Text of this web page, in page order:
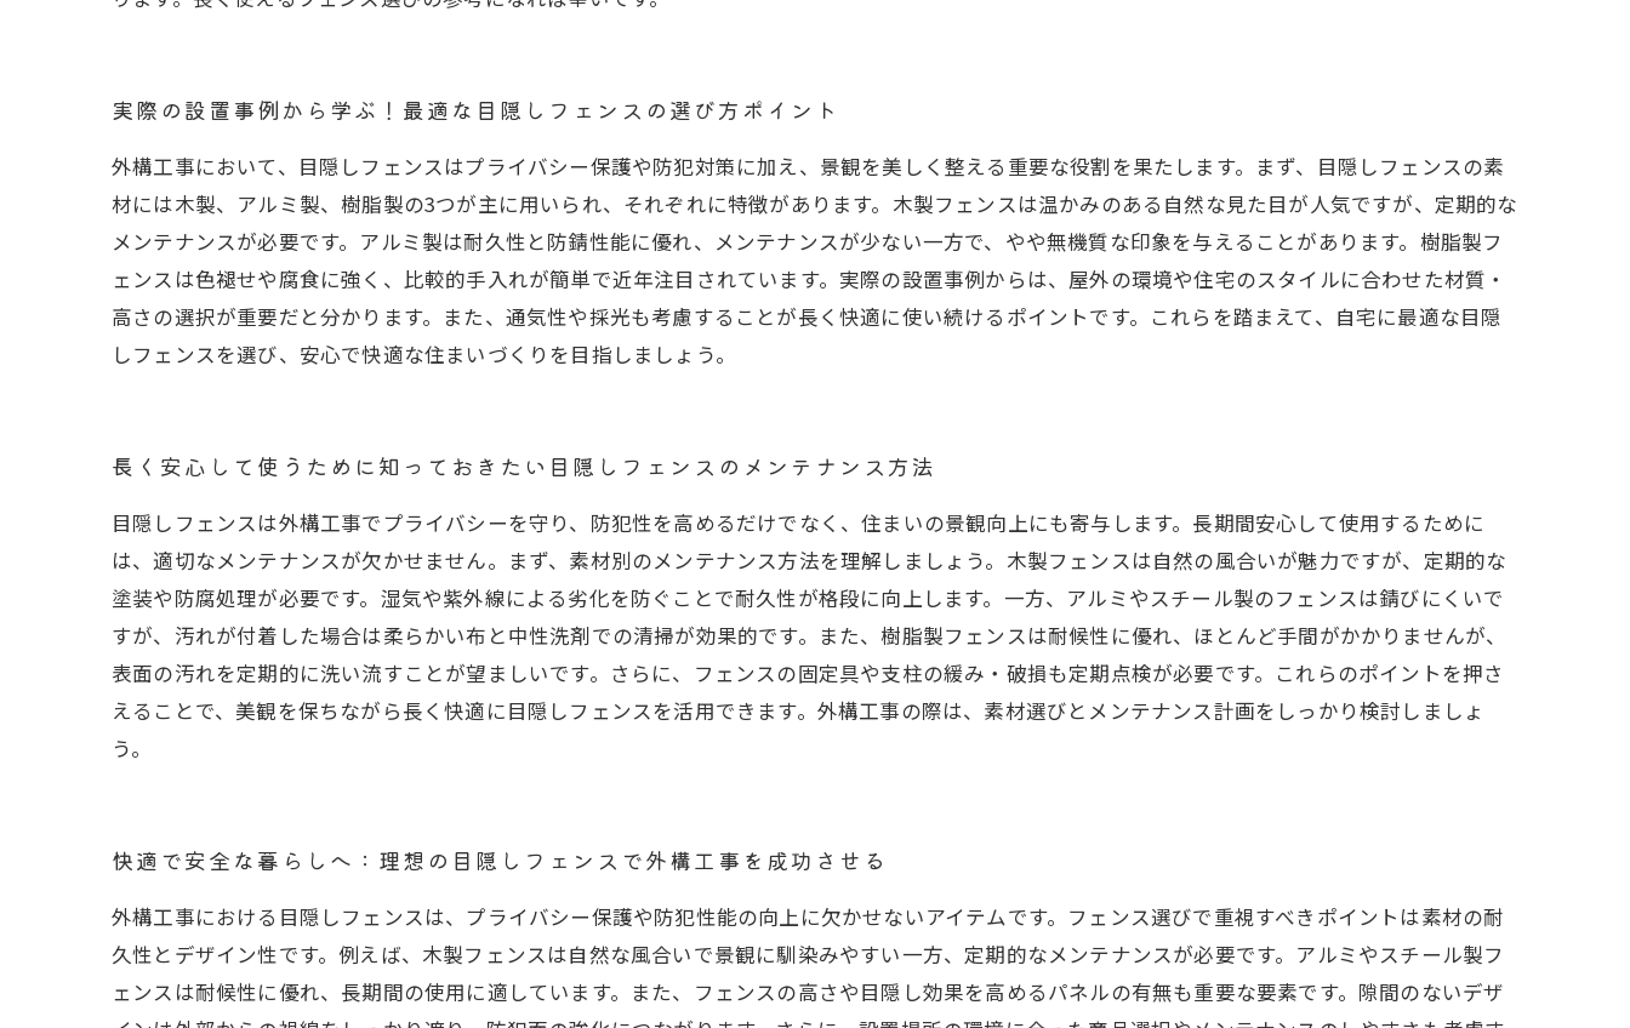
実際の設置事例から学ぶ！最適な目隠しフェンスの選び方ポイント
外構工事において、目隠しフェンスはプライバシー保護や防犯対策に加え、景観を美しく整える重要な役割を果たします。まず、目隠しフェンスの素
材には木製、アルミ製、樹脂製の3つが主に用いられ、それぞれに特徴があります。木製フェンスは温かみのある自然な見た目が人気ですが、定期的な
メンテナンスが必要です。アルミ製は耐久性と防錆性能に優れ、メンテナンスが少ない一方で、やや無機質な印象を与えることがあります。樹脂製フ
ェンスは色褪せや腐食に強く、比較的手入れが簡単で近年注目されています。実際の設置事例からは、屋外の環境や住宅のスタイルに合わせた材質・
高さの選択が重要だと分かります。また、通気性や採光も考慮することが長く快適に使い続けるポイントです。これらを踏まえて、自宅に最適な目隠
しフェンスを選び、安心で快適な住まいづくりを目指しましょう。
長く安心して使うために知っておきたい目隠しフェンスのメンテナンス方法
目隠しフェンスは外構工事でプライバシーを守り、防犯性を高めるだけでなく、住まいの景観向上にも寄与します。長期間安心して使用するために
は、適切なメンテナンスが欠かせません。まず、素材別のメンテナンス方法を理解しましょう。木製フェンスは自然の風合いが魅力ですが、定期的な
塗装や防腐処理が必要です。湿気や紫外線による劣化を防ぐことで耐久性が格段に向上します。一方、アルミやスチール製のフェンスは錆びにくいで
すが、汚れが付着した場合は柔らかい布と中性洗剤での清掃が効果的です。また、樹脂製フェンスは耐候性に優れ、ほとんど手間がかかりませんが、
表面の汚れを定期的に洗い流すことが望ましいです。さらに、フェンスの固定具や支柱の緩み・破損も定期点検が必要です。これらのポイントを押さ
えることで、美観を保ちながら長く快適に目隠しフェンスを活用できます。外構工事の際は、素材選びとメンテナンス計画をしっかり検討しましょ
う。
快適で安全な暮らしへ：理想の目隠しフェンスで外構工事を成功させる
外構工事における目隠しフェンスは、プライバシー保護や防犯性能の向上に欠かせないアイテムです。フェンス選びで重視すべきポイントは素材の耐
久性とデザイン性です。例えば、木製フェンスは自然な風合いで景観に馴染みやすい一方、定期的なメンテナンスが必要です。アルミやスチール製フ
ェンスは耐候性に優れ、長期間の使用に適しています。また、フェンスの高さや目隠し効果を高めるパネルの有無も重要な要素です。隙間のないデザ